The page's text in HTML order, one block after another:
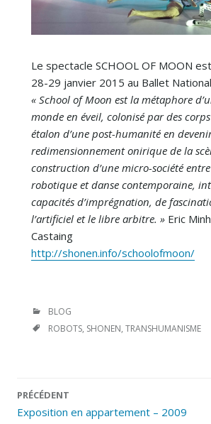
Le spectacle SCHOOL OF MOON
28-29 janvier 2015 au Ballet
« School of Moon est la métaphore
monde en éveil, colonisé par des
étalon d’une post-humanité en
redimensionnement onirique de la
construction d’une micro-société
robotique et danse contemporaine,
capacités d’imprégnation, de
l’artificiel et le libre arbitre. » Eric
Castaing
http://shonen.info/schoolofmoon/
CATÉGORIES
BLOG
ÉTIQUETTES
ROBOTS, SHONEN, TRANSHUMANISME
Navigation
des
articles
PRÉCÉDENT
Exposition en appartement – 2009